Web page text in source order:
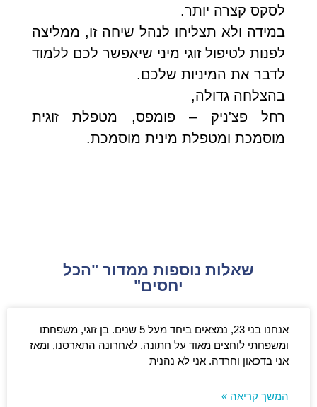
לסקס קצרה יותר.
במידה ולא תצליחו לנהל שיחה זו, ממליצה
לפנות לטיפול זוגי מיני שיאפשר לכם ללמוד
לדבר את המיניות שלכם.
בהצלחה גדולה,
רחל פצ'ניק – פומפס, מטפלת זוגית
מוסמכת ומטפלת מינית מוסמכת.
שאלות נוספות ממדור "הכל
יחסים"
אנחנו בני 23, נמצאים ביחד מעל 5 שנים. בן זוגי, משפחתו
ומשפחתי לוחצים מאוד על חתונה. לאחרונה התארסנו, ומאז
אני בדכאון וחרדה. אני לא נהנית
המשך קריאה »